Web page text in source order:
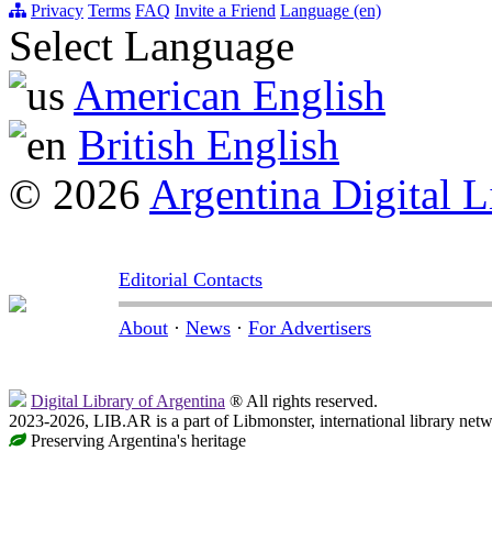
Privacy Terms FAQ Invite a Friend Language (en)
Select Language
American English
British English
© 2026 Argentina Digital
Editorial Contacts
About · News · For Advertisers
Digital Library of Argentina ® All rights reserved.
2023-2026, LIB.AR is a part of Libmonster, international library
Preserving Argentina's heritage